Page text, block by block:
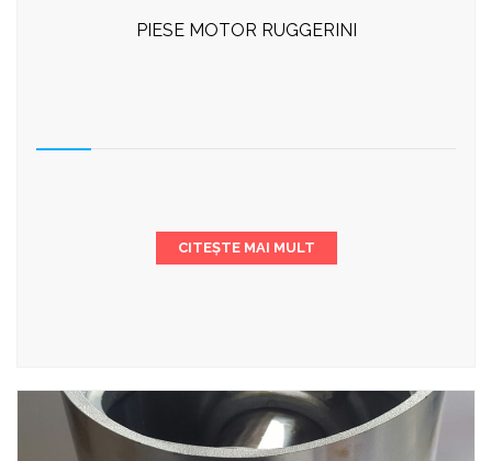
PIESE MOTOR RUGGERINI
CITEȘTE MAI MULT